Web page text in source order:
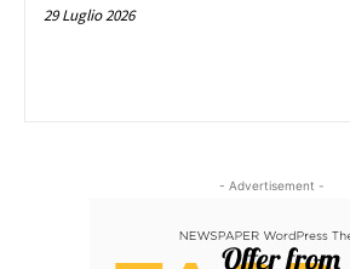
29 Luglio 2026
- Advertisement -